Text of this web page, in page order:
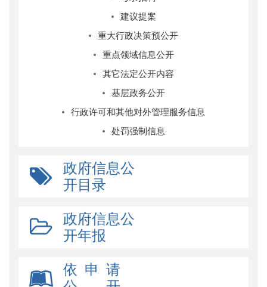
建议提案
重大行政决策预公开
重点领域信息公开
其它法定公开内容
基层政务公开
行政许可和其他对外管理服务信息
处罚强制信息
政府信息公
开目录
政府信息公
开年报
依 申 请